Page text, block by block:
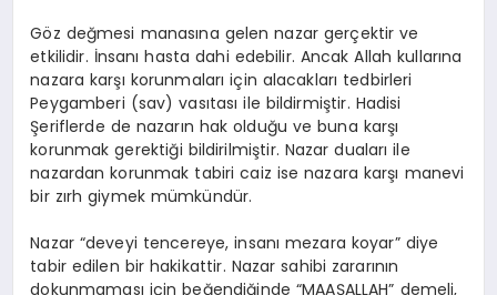
Göz değmesi manasına gelen nazar gerçektir ve
etkilidir. İnsanı hasta dahi edebilir. Ancak Allah kullarına
nazara karşı korunmaları için alacakları tedbirleri
Peygamberi (sav) vasıtası ile bildirmiştir. Hadisi
Şeriflerde de nazarın hak olduğu ve buna karşı
korunmak gerektiği bildirilmiştir. Nazar duaları ile
nazardan korunmak tabiri caiz ise nazara karşı manevi
bir zırh giymek mümkündür.
Nazar “deveyi tencereye, insanı mezara koyar” diye
tabir edilen bir hakikattir. Nazar sahibi zararının
dokunmaması için beğendiğinde “MAAŞALLAH” demeli,